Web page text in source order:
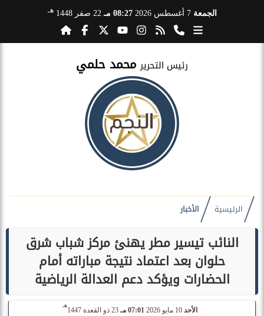
الجمعة 7 أغسطس 2026 08:27 مـ 22 صفر 1448 هـ
رئيس التحرير محمد حلمي
الرئيسية الأخبار
النائب تيسير مطر يهنئ مركز شباب شرق
حلوان بعد اعتماد نتيجة مباراته أمام
الحضارات ويؤكد دعم العدالة الرياضية
الأحد 10 مايو 2026 07:01 مـ 23 ذو القعدة 1447
هـ